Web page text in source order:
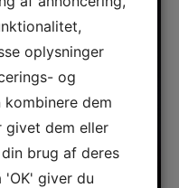
oplysninger
og
kombinere dem
givet dem eller
brug af deres
'OK' giver du